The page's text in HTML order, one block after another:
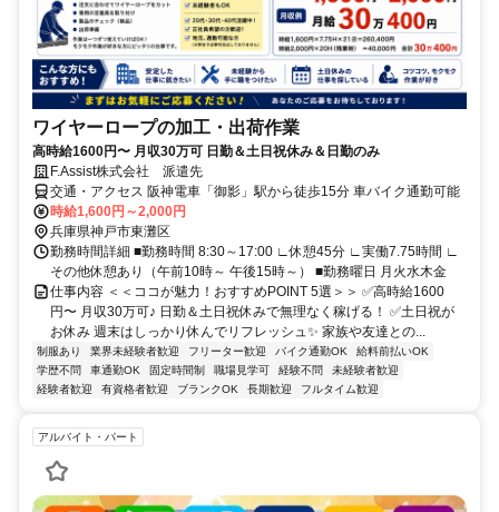
ワイヤーロープの加工・出荷作業
高時給1600円〜 月収30万可 日勤＆土日祝休み＆日勤のみ
F.Assist株式会社 派遣先
交通・アクセス 阪神電車「御影」駅から徒歩15分 車バイク通勤可能
時給1,600円～2,000円
兵庫県神戸市東灘区
勤務時間詳細 ■勤務時間 8:30～17:00 ∟休憩45分 ∟実働7.75時間 ∟
その他休憩あり（午前10時～ 午後15時～） ■勤務曜日 月火水木金
仕事内容 ＜＜ココが魅力！おすすめPOINT 5選＞＞ ✅高時給1600
円〜 月収30万可♪ 日勤＆土日祝休みで無理なく稼げる！ ✅土日祝が
お休み 週末はしっかり休んでリフレッシュ✨ 家族や友達との...
制服あり 業界未経験者歓迎 フリーター歓迎 バイク通勤OK
給料前払いOK
学歴不問
車通勤OK 固定時間制 職場見学可 経験不問
未経験者歓迎
経験者歓迎
有資格者歓迎 ブランクOK 長期歓迎 フルタイム歓迎
アルバイト・パート